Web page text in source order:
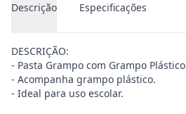
Descrição Especificações
DESCRIÇÃO:
- Pasta Grampo com Grampo Plástico
- Acompanha grampo plástico.
- Ideal para uso escolar.